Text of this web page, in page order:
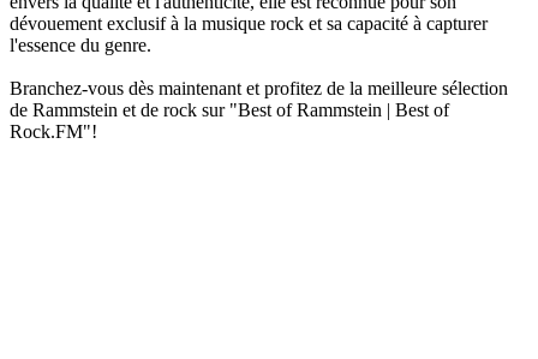
dévouement exclusif à la musique rock et sa capacité à capturer
l'essence du genre.
Branchez-vous dès maintenant et profitez de la meilleure sélection
de Rammstein et de rock sur "Best of Rammstein | Best of
Rock.FM"!